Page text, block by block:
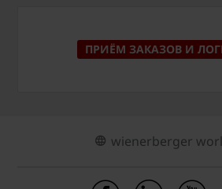
ПРИЁМ ЗАКАЗОВ И
wienerberger